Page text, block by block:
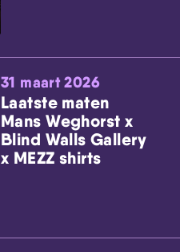
31 maart 2026
Laatste maten
Mans Weghorst x
Blind Walls Gallery
x MEZZ shirts